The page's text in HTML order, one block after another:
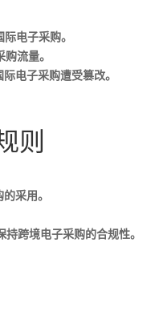
电子采购。
流量。
电子采购遭受篡改。
则
采用。
跨境电子采购的合规性。